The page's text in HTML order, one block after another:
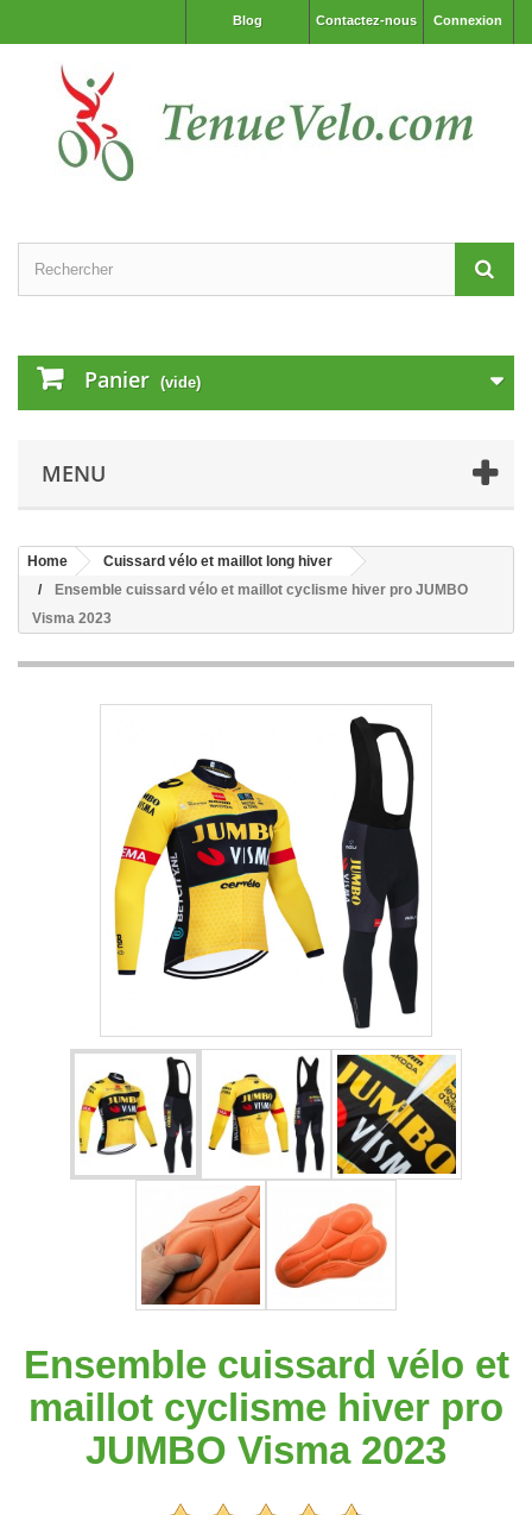
Connexion
Contactez-nous
Blog
Panier (vide)
MENU
Home
Cuissard vélo et maillot long hiver
Ensemble cuissard vélo et maillot cyclisme hiver pro JUMBO
Visma 2023
Ensemble cuissard vélo et
maillot cyclisme hiver pro
JUMBO Visma 2023